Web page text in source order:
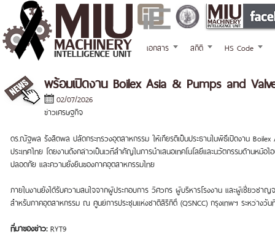
เอกสาร สถิติ HS Code
พร้อมเปิดงาน Boilex Asia & Pumps and
02/07/2026
ข่าวเศรษฐกิจ
ดร.ณัฐพล รังสิตพล ปลัดกระทรวงอุตสาหกรรม ให้เกียรติเป็นประธานในพิธีเปิดงาน
ประเทศไทย โดยงานดังกล่าวเป็นเวทีสำคัญในการนำเสนอเทคโนโลยีและนวัตกรรมด้าน
ปลอดภัย และความยั่งยืนของภาคอุตสาหกรรมไทย
ภายในงานยังได้รับความสนใจจากผู้ประกอบการ วิศวกร ผู้บริหารโรงงาน และผู้เชี่ยวชาญ
สำหรับภาคอุตสาหกรรม ณ ศูนย์การประชุมแห่งชาติสิริกิติ์ (QSNCC) กรุงเทพฯ ระหว่างวั
ที่มาของข่าว: RYT9